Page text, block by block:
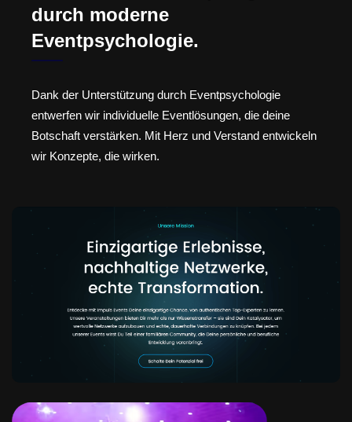
durch moderne
Eventpsychologie.
Dank der Unterstützung durch Eventpsychologie
entwerfen wir individuelle Eventlösungen, die deine
Botschaft verstärken. Mit Herz und Verstand entwickeln
wir Konzepte, die wirken.